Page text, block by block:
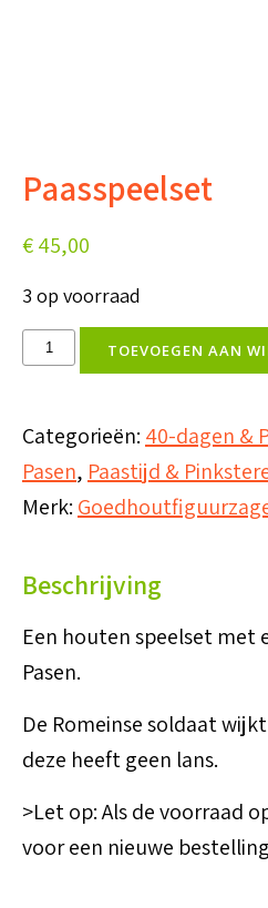
Paasspeelset
€45,00
3 op voorraad
Paasspeelset
aantal
TOEVOEGEN AAN
Categorieën: 40-dagen &
Pasen, Paastijd &
Merk:
Beschrijving
Een houten speelset met
Pasen.
De Romeinse soldaat
deze heeft geen lans.
>Let op: Als de voorraad
voor een nieuwe